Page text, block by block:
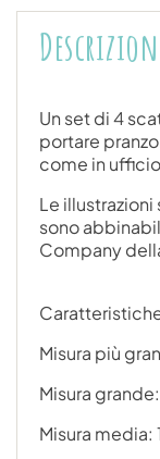
Un set di 4
portare
come in
Le
sono
Company
Misura più
Misura
Misura media: